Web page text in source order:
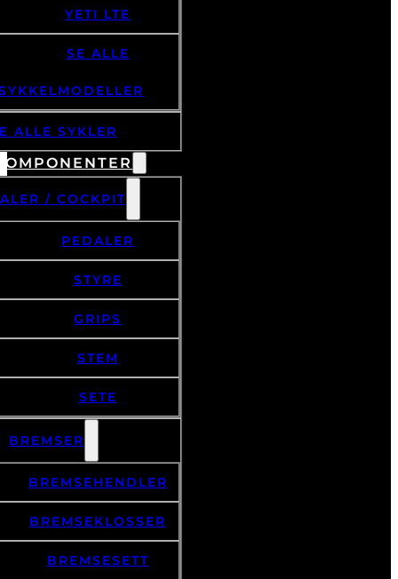
YETI LTE
SE ALLE
ALLE SYKLER
/ COCKPIT
PEDALER
STYRE
GRIPS
STEM
SETE
BREMSER
BREMSEHENDLER
BREMSEKLOSSER
BREMSESETT